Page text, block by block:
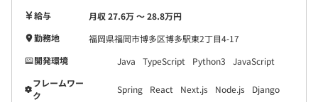
給与
月収 27.6万 〜 28.8万円
勤務地
福岡県福岡市博多区博多駅東2丁目4-17
開発環境
Java TypeScript Python3
JavaScript
フレームワー
ク
Spring React Next.js Node.js Django